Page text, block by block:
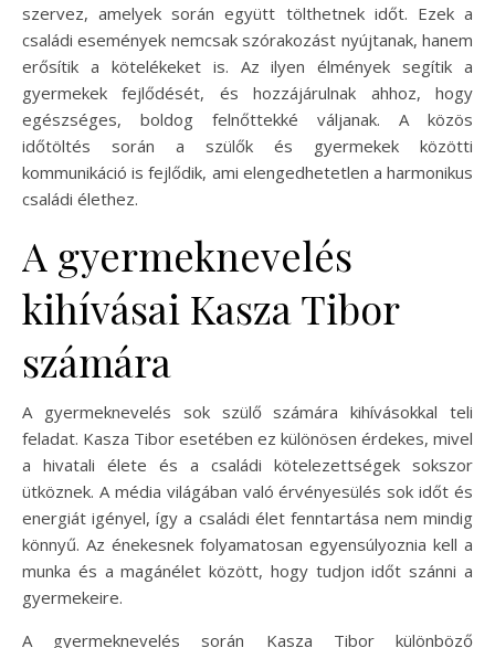
szervez, amelyek során együtt tölthetnek időt. Ezek a
családi események nemcsak szórakozást nyújtanak, hanem
erősítik a kötelékeket is. Az ilyen élmények segítik a
gyermekek fejlődését, és hozzájárulnak ahhoz, hogy
egészséges, boldog felnőttekké váljanak. A közös
időtöltés során a szülők és gyermekek közötti
kommunikáció is fejlődik, ami elengedhetetlen a harmonikus
családi élethez.
A gyermeknevelés
kihívásai Kasza Tibor
számára
A gyermeknevelés sok szülő számára kihívásokkal teli
feladat. Kasza Tibor esetében ez különösen érdekes, mivel
a hivatali élete és a családi kötelezettségek sokszor
ütköznek. A média világában való érvényesülés sok időt és
energiát igényel, így a családi élet fenntartása nem mindig
könnyű. Az énekesnek folyamatosan egyensúlyoznia kell a
munka és a magánélet között, hogy tudjon időt szánni a
gyermekeire.
A gyermeknevelés során Kasza Tibor különböző